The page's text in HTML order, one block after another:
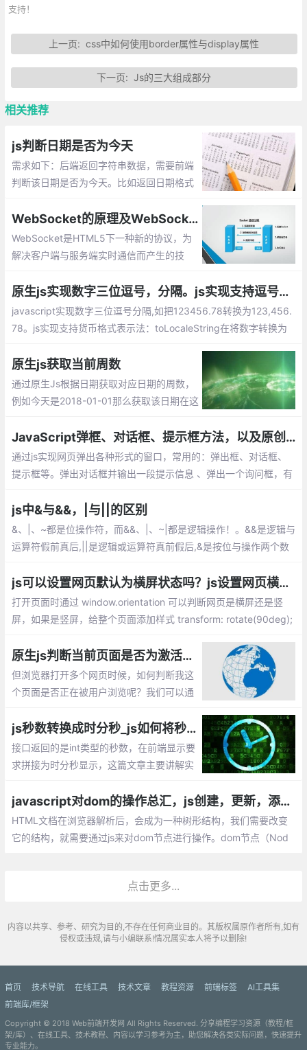
支持！
上一页:css中如何使用border属性与display属性
下一页:Js的三大组成部分
相关推荐
js判断日期是否为今天
需求如下：后端返回字符串数据，需要前端
判断该日期是否为今天。比如返回日期格式
呢，这篇文章整理实现的几种方式供大家参
考。
WebSocket的原理及WebSocket API的使用，js中如何运用websocket
WebSocket是HTML5下一种新的协议，为
解决客户端与服务端实时通信而产生的技
握手后创建一个用于交换数据的TCP连接
原生js实现数字三位逗号，分隔。js实现支持逗号分割的货币格式表示法总汇
javascript实现数字三位逗号分隔,如把123456.78转换为123,456.
78。js实现支持货币格式表示法：toLocaleString在将数字转换为
符串中的一部分并返回该部分字符串。match方式代表正则表达式
的匹配....
原生js获取当前周数
通过原生Js根据日期获取对应日期的周数，
例如今天是2018-01-01那么获取该日期在这
下。
JavaScript弹框、对话框、提示框方法，以及原创JS模拟Alert弹出框效果
通过js实现网页弹出各种形式的窗口，常用的：弹出框、对话框、
提示框等。弹出对话框并输出一段提示信息 、弹出一个询问框，有
一个输入框，输入一段文字，可以提交、window.open 弹出新窗口
的命令
js中&与&&，|与||的区别
&、|、~都是位操作符，而&&、|、~|都是逻辑操作！。&&是逻辑与
运算符假前真后,||是逻辑或运算符真前假后,&是按位与操作两个数
js可以设置网页默认为横屏状态吗？js设置网页横屏和竖屏切换
打开页面时通过 window.orientation 可以判断网页是横屏还是竖
屏，如果是竖屏，给整个页面添加样式 transform: rotate(90deg);
entationchange和window.orientation可以灵活的对网页进行变
换。
原生js判断当前页面是否为激活状态【判断用户是否在浏览当前页面】
但浏览器打开多个网页时候，如何判断我这
个页面是否正在被用户浏览呢？我们可以通
是激活状态。
js秒数转换成时分秒_js如何将秒拼接为时分秒显示？
接口返回的是int类型的秒数，在前端显示要
求拼接为时分秒显示，这篇文章主要讲解实
javascript对dom的操作总汇，js创建，更新，添加，删除DOM的方法
HTML文档在浏览器解析后，会成为一种树形结构，我们需要改变
它的结构，就需要通过js来对dom节点进行操作。dom节点（Nod
点击更多...
内容以共享、参考、研究为目的,不存在任何商业目的。其版权属原作者所有,如有
侵权或违规,请与小编联系!情况属实本人将予以删除!
首页 技术导航 在线工具 技术文章 教程资源 前端标签
AI工具集
前端库/框架